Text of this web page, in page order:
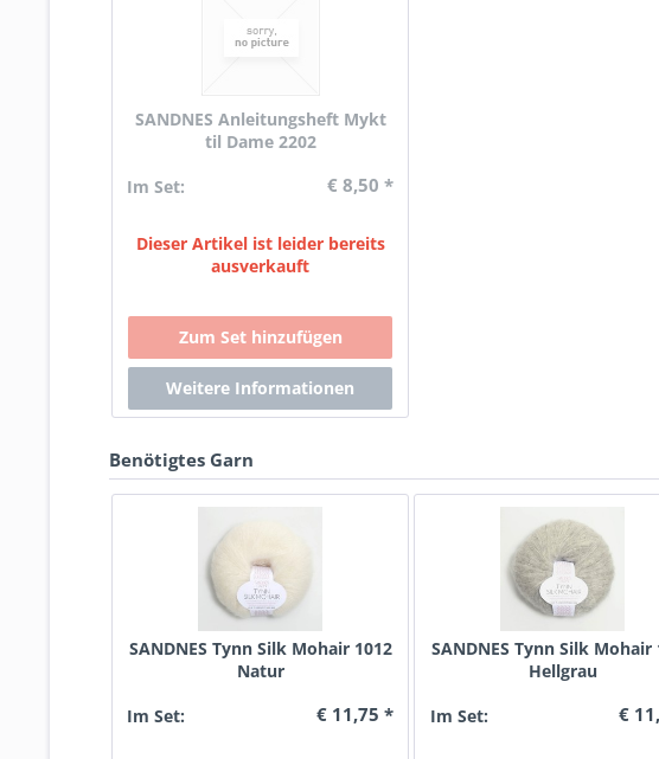
SANDNES Anleitungsheft Mykt
til Dame 2202
Im Set:
€ 8,50 *
Dieser Artikel ist leider bereits
ausverkauft
Benötigtes Garn
SANDNES Tynn Silk Mohair 1012
Natur
Im Set:
€ 11,75 *
SANDNES Tynn Silk Mohair
Hellgrau
Im Set:
€